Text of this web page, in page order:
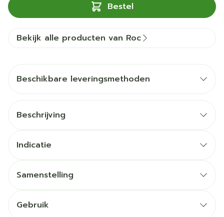
Bestel
Bekijk alle producten van Roc
Beschikbare leveringsmethoden
Beschrijving
Indicatie
Samenstelling
Gebruik